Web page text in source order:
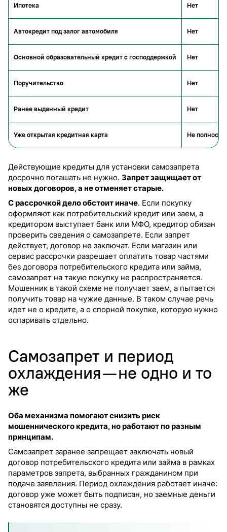
Ипотека Нет
Автокредит под залог автомобиля Нет
Основной образовательный кредит с господдержкой Нет
Поручительство Нет
Ранее выданный кредит Нет
Уже открытая кредитная карта Не
Действующие кредиты для установки самозапрета
досрочно погашать не нужно. Запрет защищает от
новых договоров, а не отменяет старые.
С рассрочкой дело обстоит иначе. Если покупку
оформляют как потребительский кредит или заем, а
кредитором выступает банк или МФО, кредитор обязан
проверить сведения о самозапрете. Если запрет
действует, договор не заключат. Если магазин или
сервис рассрочки разрешает оплатить товар частями
без договора потребительского кредита или займа,
самозапрет на такую покупку не распространяется.
Мошенник в такой схеме не получает заем, а пытается
получить товар на чужие данные. В таком случае речь
идет не о кредите, а о спорной покупке, которую нужно
оспаривать отдельно.
Самозапрет и период
охлаждения — не одно и то
же
Оба механизма помогают снизить риск
мошеннического кредита, но работают по разным
принципам.
Самозапрет заранее запрещает заключать новый
договор потребительского кредита или займа в рамках
параметров запрета, выбранных гражданином при
подаче заявления. Период охлаждения работает иначе:
договор уже может быть подписан, но заемные деньги
становятся доступны не сразу.